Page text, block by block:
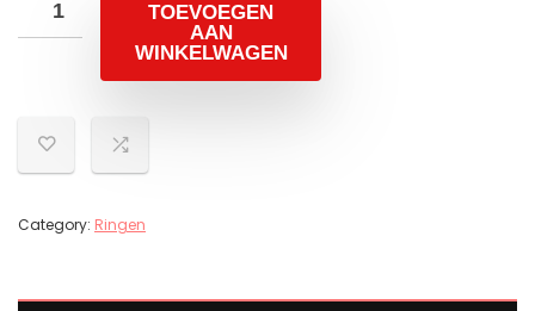
TOEVOEGEN
AAN
WINKELWAGEN
Category: Ringen